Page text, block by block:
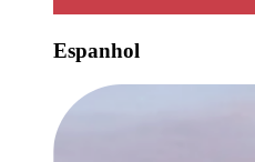
Espanhol